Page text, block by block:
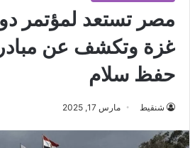
مصر تستعد لمؤتمر
غزة وتكشف عن
حفظ سلام
شنقيط مارس 17, 2025